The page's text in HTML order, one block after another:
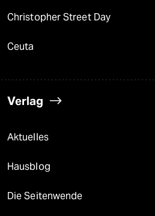
Christopher Street Day
Ceuta
Verlag
Aktuelles
Hausblog
Die Seitenwende